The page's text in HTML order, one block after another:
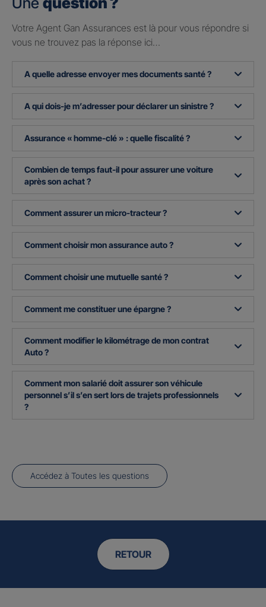
Votre Agent Gan Assurances est là pour vous répondre si
vous ne trouvez pas la réponse ici…
A quelle adresse envoyer mes documents santé ?
A qui dois-je m’adresser pour déclarer un sinistre ?
Assurance « homme-clé » : quelle fiscalité ?
Combien de temps faut-il pour assurer une voiture
après son achat ?
Comment assurer un micro-tracteur ?
Comment choisir mon assurance auto ?
Comment choisir une mutuelle santé ?
Comment me constituer une épargne ?
Comment modifier le kilométrage de mon contrat
Auto ?
Comment mon salarié doit assurer son véhicule
personnel s’il s’en sert lors de trajets professionnels
?
Accédez à Toutes les questions
RETOUR